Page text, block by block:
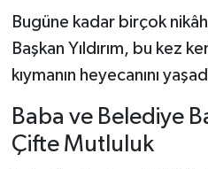
Bugüne kadar birçok
Başkan Yıldırım, bu kez
kıymanın heyecanını
Baba ve Belediye
Çifte Mutluluk